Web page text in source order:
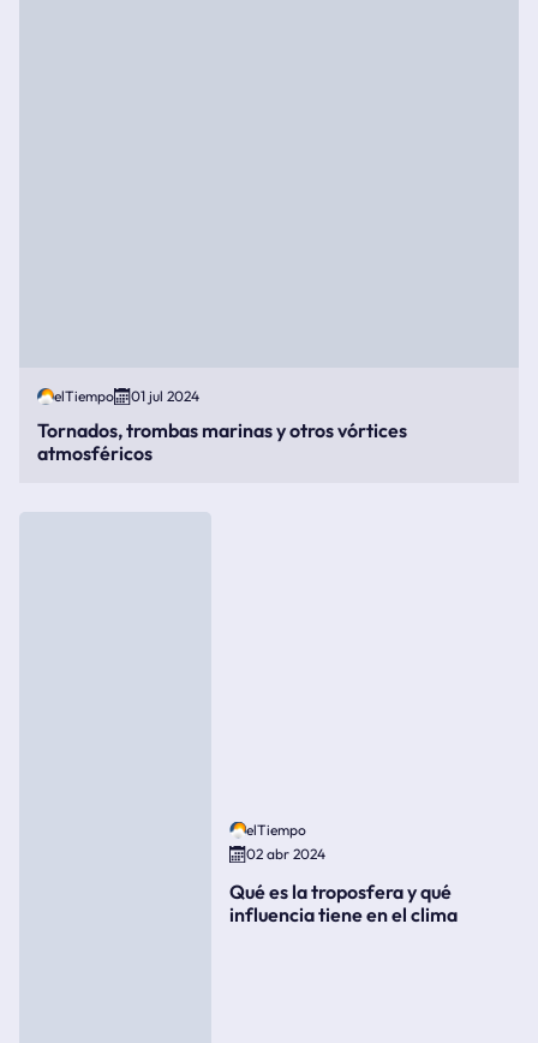
elTiempo 01 jul 2024
Tornados, trombas marinas y otros vórtices
atmosféricos
elTiempo
02 abr 2024
Qué es la troposfera y qué
influencia tiene en el clima